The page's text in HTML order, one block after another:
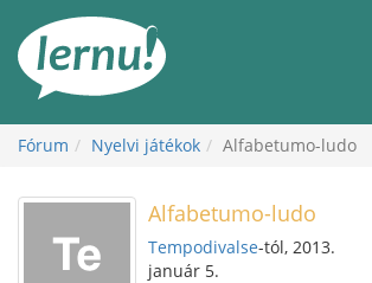
Fórum Nyelvi játékok Alfabetumo-ludo
Alfabetumo-ludo
Tempodivalse-tól, 2013.
január 5.